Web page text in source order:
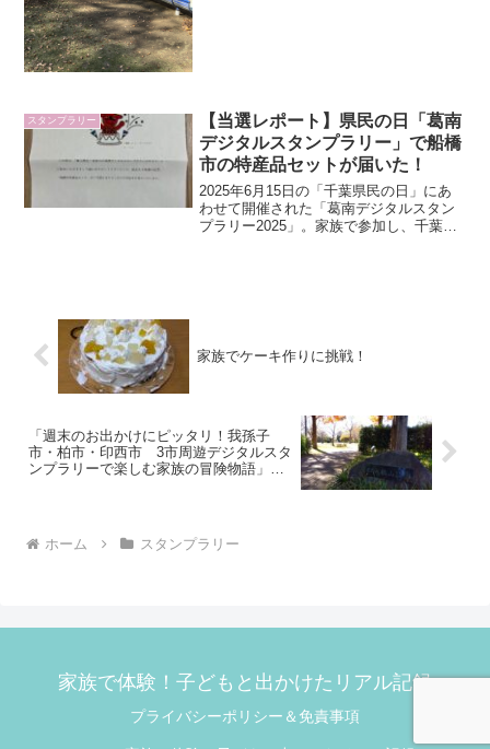
スタンプラリー
【当選レポート】県民の日「葛南
デジタルスタンプラリー」で船橋
市の特産品セットが届いた！
2025年6月15日の「千葉県民の日」にあ
わせて開催された「葛南デジタルスタン
プラリー2025」。家族で参加し、千葉県
家族でケーキ作りに挑戦！
「週末のお出かけにピッタリ！我孫子
市・柏市・印西市 3市周遊デジタルスタ
ンプラリーで楽しむ家族の冒険物語」第
ホーム スタンプラリー
家族で体験！子どもと出かけたリアル記録
プライバシーポリシー＆免責事項